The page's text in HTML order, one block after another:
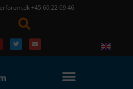
+45 60 22 09 46